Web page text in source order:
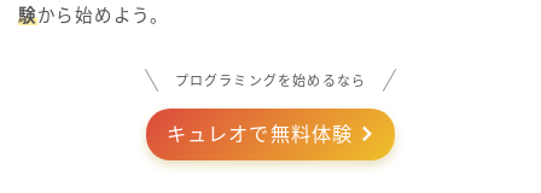
験から始めよう。
プログラミングを始めるなら
キュレオで無料体験